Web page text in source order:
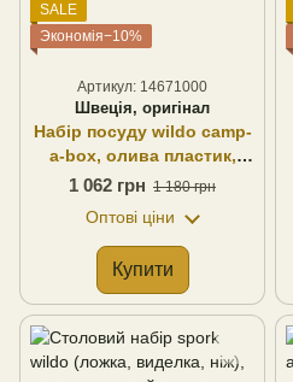
SALE
Экономія−10%
Артикул: 14671000
Швеція, оригінал
Набір посуду wildo camp-
a-box, олива пластик,
оригінал Швеція
1 062 грн 1 180 грн
Оптові ціни
Купити